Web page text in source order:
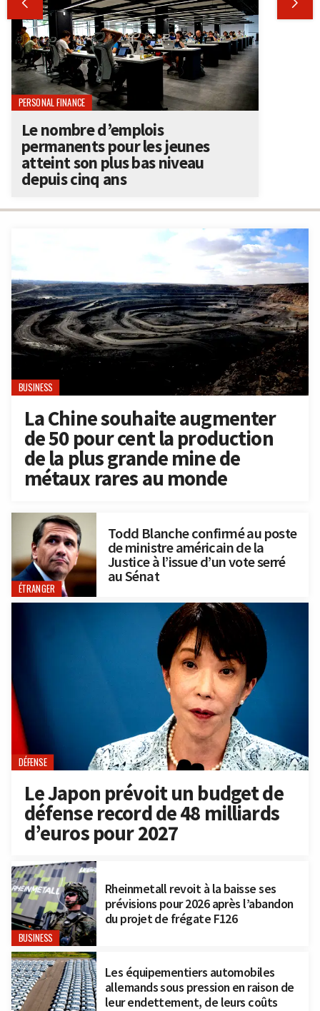
BUSINESS
La Chine souhaite augmenter
de 50 pour cent la production
de la plus grande mine de
métaux rares au monde
ÉTRANGER
Todd Blanche confirmé au poste
de ministre américain de la
Justice à l’issue d’un vote serré
au Sénat
DÉFENSE
Le Japon prévoit un budget de
défense record de 48 milliards
d’euros pour 2027
BUSINESS
Rheinmetall revoit à la baisse ses
prévisions pour 2026 après l’abandon
du projet de frégate F126
Les équipementiers automobiles
allemands sous pression en raison de
leur endettement, de leurs coûts
PERSONAL FINANCE
Le nombre d’emplois
permanents pour les jeunes
atteint son plus bas niveau
depuis cinq ans